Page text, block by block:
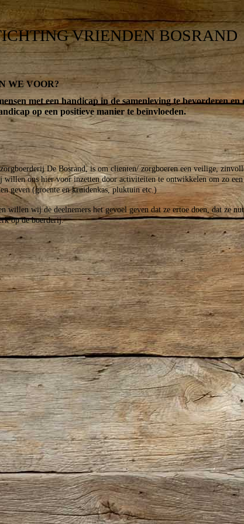
VRIENDEN BOSRAND
WE VOOR?
met een handicap in de samenleving te bevorderen
op een positieve manier te beïnvloeden.
De Bosrand, is om clienten/ zorgboeren een veilige,
willen ons hier voor inzetten door activiteiten te ontwikkelen om zo een
geven (groente en kruidenkas, pluktuin etc.)
willen wij de deelnemers het gevoel geven dat ze ertoe doen, dat ze
op de boerderij.